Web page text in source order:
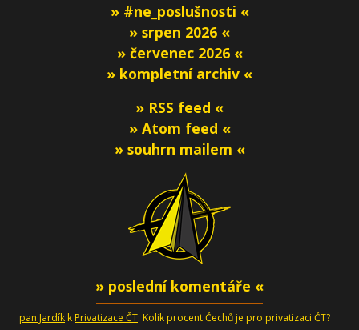
» #ne_poslušnosti «
» srpen 2026 «
» červenec 2026 «
» kompletní archiv «
» RSS feed «
» Atom feed «
» souhrn mailem «
» poslední komentáře «
pan Jardík k Privatizace ČT: Kolik procent Čechů je pro privatizaci ČT?